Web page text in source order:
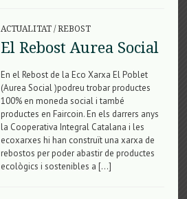
ACTUALITAT/REBOST
El Rebost Aurea Social
En el Rebost de la Eco Xarxa El Poblet
(Aurea Social )podreu trobar productes
100% en moneda social i també
productes en Faircoin. En els darrers anys
la Cooperativa Integral Catalana i les
ecoxarxes hi han construït una xarxa de
rebostos per poder abastir de productes
ecològics i sostenibles a […]